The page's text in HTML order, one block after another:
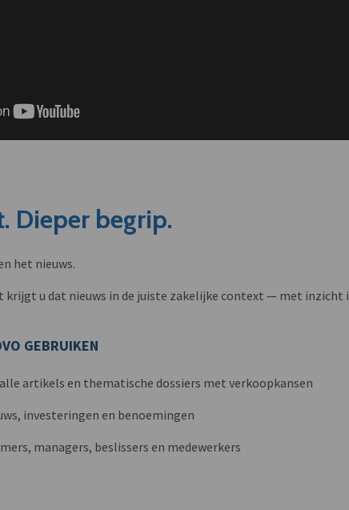
Dieper begrip.
het nieuws.
krijgt u dat nieuws in de juiste zakelijke context — met inzicht
GEBRUIKEN
artikels en thematische dossiers met verkoopkansen
investeringen en benoemingen
managers, beslissers en medewerkers